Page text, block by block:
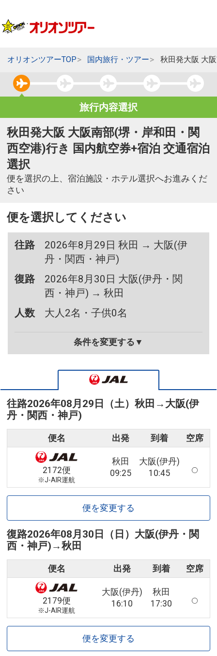
オリオンツアーTOP 国内旅行・ツアー 秋田発大阪 大
旅行内容選択
秋田発大阪 大阪南部(堺・岸和田・関
西空港)行き 国内航空券+宿泊 交通宿泊
選択
便を選択の上、宿泊施設・ホテル選択へお進みくだ
さい
便を選択してください
往路
2026年8月29日 秋田 → 大阪(伊
丹・関西・神戸)
復路
2026年8月30日 大阪(伊丹・関
西・神戸) → 秋田
人数
大人2名・子供0名
条件を変更する▼
往路2026年08月29日（土） 秋田 → 大阪(伊
丹・関西・神戸)
便名 出発 到着 空席
2172便
※J-AIR運航
秋田
09:25
大阪(伊丹)
10:45
便を変更する
復路2026年08月30日（日） 大阪(伊丹・関
西・神戸) →秋田
便名 出発 到着 空席
2179便
※J-AIR運航
大阪(伊丹)
16:10
秋田
17:30
便を変更する